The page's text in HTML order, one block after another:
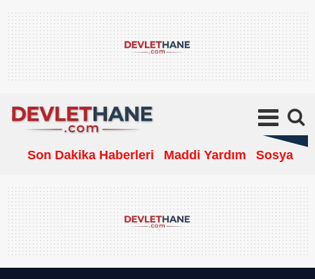
Son Dakika Haberleri Maddi Yardım Sosyal